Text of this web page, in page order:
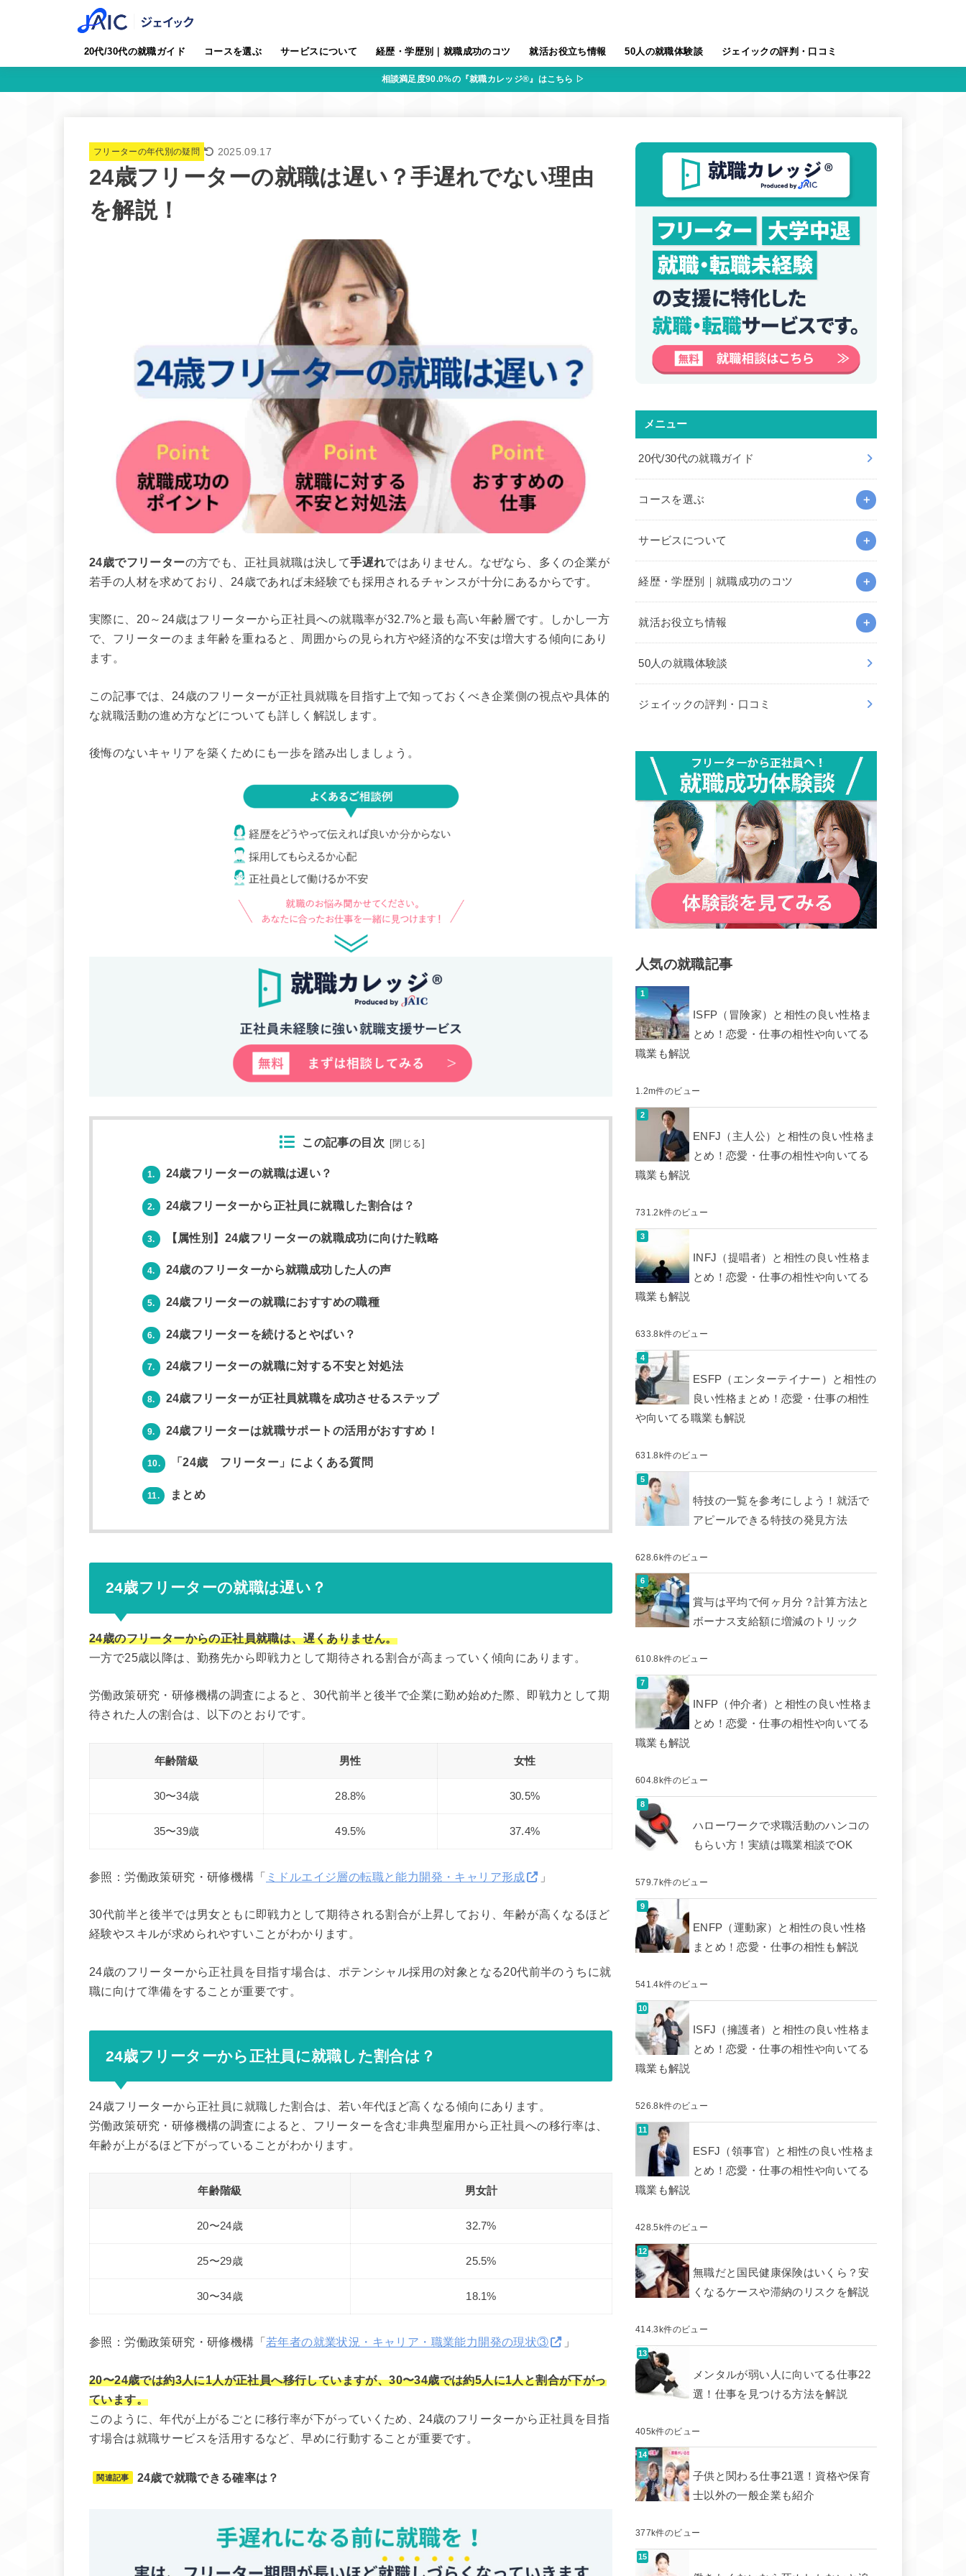
20代/30代の就職ガイド コースを選ぶ サービスについて 経歴・学歴別｜就職成功のコツ 就活お役立ち情報 50人の就職体験談 ジェイックの評判・口コミ
相談満足度90.0%の『就職カレッジ®』はこちら ▷
フリーターの年代別の疑問 2025.09.17
24歳フリーターの就職は遅い？手遅れでない理由
を解説！
24歳でフリーターの方でも、正社員就職は決して手遅れではありません。なぜなら、多くの企業が
若手の人材を求めており、24歳であれば未経験でも採用されるチャンスが十分にあるからです。
実際に、20～24歳はフリーターから正社員への就職率が32.7%と最も高い年齢層です。しかし一方
で、フリーターのまま年齢を重ねると、周囲からの見られ方や経済的な不安は増大する傾向にあり
ます。
この記事では、24歳のフリーターが正社員就職を目指す上で知っておくべき企業側の視点や具体的
な就職活動の進め方などについても詳しく解説します。
後悔のないキャリアを築くためにも一歩を踏み出しましょう。
この記事の目次 [閉じる]
1. 24歳フリーターの就職は遅い？
2. 24歳フリーターから正社員に就職した割合は？
3. 【属性別】24歳フリーターの就職成功に向けた戦略
4. 24歳のフリーターから就職成功した人の声
5. 24歳フリーターの就職におすすめの職種
6. 24歳フリーターを続けるとやばい？
7. 24歳フリーターの就職に対する不安と対処法
8. 24歳フリーターが正社員就職を成功させるステップ
9. 24歳フリーターは就職サポートの活用がおすすめ！
10. 「24歳 フリーター」によくある質問
11. まとめ
24歳フリーターの就職は遅い？
24歳のフリーターからの正社員就職は、遅くありません。
一方で25歳以降は、勤務先から即戦力として期待される割合が高まっていく傾向にあります。
労働政策研究・研修機構の調査によると、30代前半と後半で企業に勤め始めた際、即戦力として期
待された人の割合は、以下のとおりです。
年齢階級 男性 女性
30〜34歳 28.8% 30.5%
35〜39歳 49.5% 37.4%
参照：労働政策研究・研修機構「 ミドルエイジ層の転職と能力開発・キャリア形成 」
30代前半と後半では男女ともに即戦力として期待される割合が上昇しており、年齢が高くなるほど
経験やスキルが求められやすいことがわかります。
24歳のフリーターから正社員を目指す場合は、ポテンシャル採用の対象となる20代前半のうちに就
職に向けて準備をすることが重要です。
24歳フリーターから正社員に就職した割合は？
24歳フリーターから正社員に就職した割合は、若い年代ほど高くなる傾向にあります。
労働政策研究・研修機構の調査によると、フリーターを含む非典型雇用から正社員への移行率は、
年齢が上がるほど下がっていることがわかります。
年齢階級 男女計
20〜24歳 32.7%
25〜29歳 25.5%
30〜34歳 18.1%
参照：労働政策研究・研修機構「 若年者の就業状況・キャリア・職業能力開発の現状③ 」
20〜24歳では約3人に1人が正社員へ移行していますが、30〜34歳では約5人に1人と割合が下がっ
ています。
このように、年代が上がるごとに移行率が下がっていくため、24歳のフリーターから正社員を目指
す場合は就職サービスを活用するなど、早めに行動することが重要です。
関連記事 24歳で就職できる確率は？
メニュー
20代/30代の就職ガイド
コースを選ぶ
サービスについて
経歴・学歴別｜就職成功のコツ
就活お役立ち情報
50人の就職体験談
ジェイックの評判・口コミ
人気の就職記事
ISFP（冒険家）と相性の良い性格ま
とめ！恋愛・仕事の相性や向いてる
職業も解説
1.2m件のビュー
ENFJ（主人公）と相性の良い性格ま
とめ！恋愛・仕事の相性や向いてる
職業も解説
731.2k件のビュー
INFJ（提唱者）と相性の良い性格ま
とめ！恋愛・仕事の相性や向いてる
職業も解説
633.8k件のビュー
ESFP（エンターテイナー）と相性の
良い性格まとめ！恋愛・仕事の相性
や向いてる職業も解説
631.8k件のビュー
特技の一覧を参考にしよう！就活で
アピールできる特技の発見方法
628.6k件のビュー
賞与は平均で何ヶ月分？計算方法と
ボーナス支給額に増減のトリック
610.8k件のビュー
INFP（仲介者）と相性の良い性格ま
とめ！恋愛・仕事の相性や向いてる
職業も解説
604.8k件のビュー
ハローワークで求職活動のハンコの
もらい方！実績は職業相談でOK
579.7k件のビュー
ENFP（運動家）と相性の良い性格
まとめ！恋愛・仕事の相性も解説
541.4k件のビュー
ISFJ（擁護者）と相性の良い性格ま
とめ！恋愛・仕事の相性や向いてる
職業も解説
526.8k件のビュー
ESFJ（領事官）と相性の良い性格ま
とめ！恋愛・仕事の相性や向いてる
職業も解説
428.5k件のビュー
無職だと国民健康保険はいくら？安
くなるケースや滞納のリスクを解説
414.3k件のビュー
メンタルが弱い人に向いてる仕事22
選！仕事を見つける方法を解説
405k件のビュー
子供と関わる仕事21選！資格や保育
士以外の一般企業も紹介
377k件のビュー